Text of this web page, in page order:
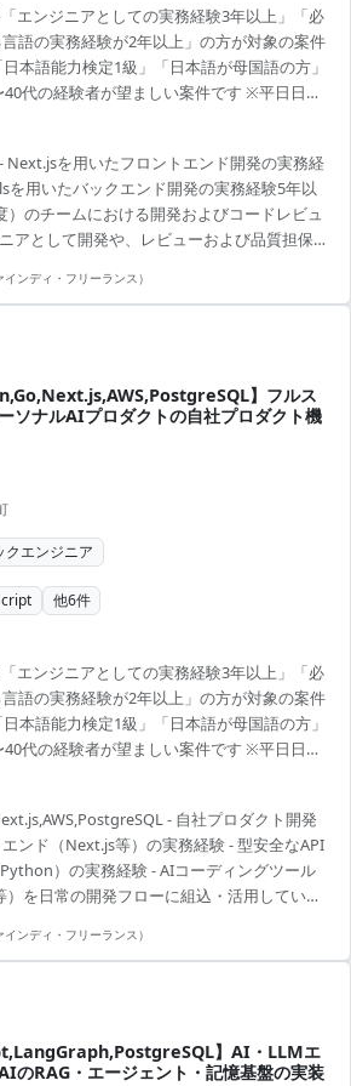
エンジニアとしての実務経験3年以上」「必
語の実務経験が2年以上」の方が対象の案件
本語能力検定1級」「日本語が母国語の方」
代の経験者が望ましい案件です ※平日日中
だいた方がスムーズです ----------------------------
る新機能開発および既存機能の改修 -
を用いたフロントエン...
Next.jsを用いたフロントエンド開発の実務経
を用いたバックエンド開発の実務経験5年以
）のチームにおける開発およびコードレビュ
アとして開発や、レビューおよび品質担保を
ンディ・フリーランス）
】フルス
ソナルAIプロダクトの自社プロダクト機
クエンジニア
他6件
エンジニアとしての実務経験3年以上」「必
語の実務経験が2年以上」の方が対象の案件
本語能力検定1級」「日本語が母国語の方」
代の経験者が望ましい案件です ※平日日中
だいた方がスムーズです ----------------------------
用いた自社プロダクトのエンドツーエンド
ド〜API〜DB） - 新...
- 自社プロダクト開発
ンド（Next.js等）の実務経験 - 型安全なAPI
）の実務経験 - AIコーディングツール
）を日常の開発フローに組込・活用している
エンドAPI・DBまで一人で一貫して機能実
ンディ・フリーランス）
】AI・LLMエ
のRAG・エージェント・記憶基盤の実装